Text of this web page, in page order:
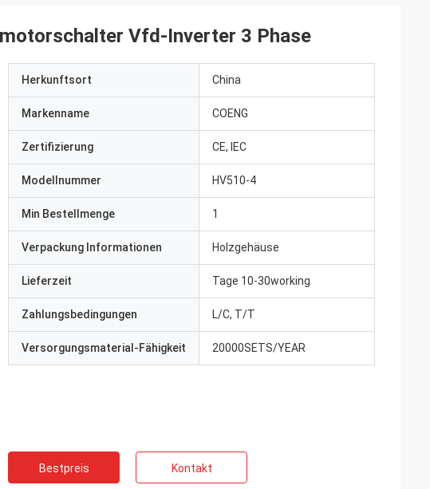
Emily White
Vfd-Inverter 3 Phase
Herkunftsort China
Markenname COENG
Zertifizierung CE, IEC
Modellnummer HV510-4
Min Bestellmenge 1
Verpackung Informationen Holzgehäuse
Lieferzeit Tage 10-30working
Zahlungsbedingungen L/C, T/T
Versorgungsmaterial-Fähigkeit 20000SETS/YEAR
Bestpreis Kontakt